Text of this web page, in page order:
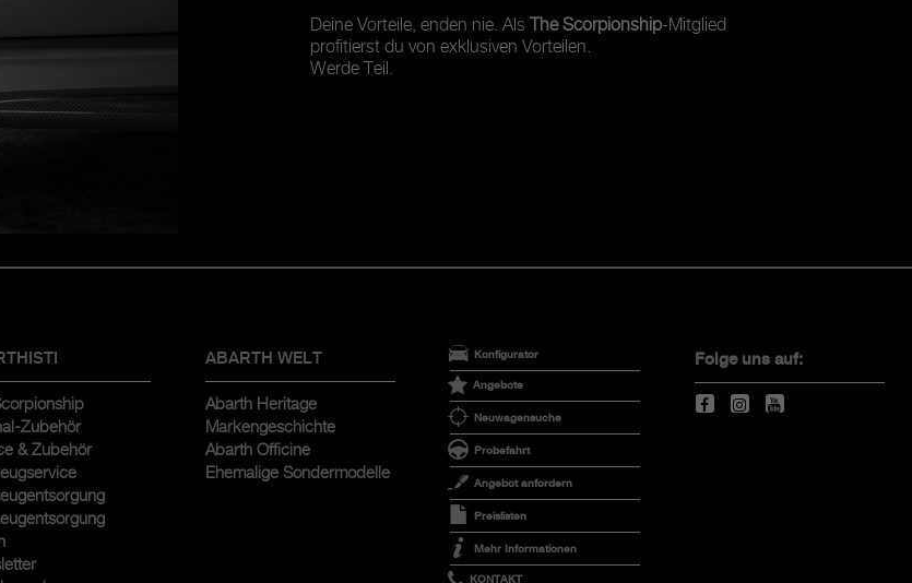
Deine Vorteile, enden nie. Als The Scorpionship-Mitglied
profitierst du von exklusiven Vorteilen.
Werde Teil.
Zubehör
& Zubehör
ABARTH WELT
Abarth Heritage
Markengeschichte
Abarth Officine
Ehemalige Sondermodelle
Konfigurator
Angebote
Neuwagensuche
Probefahrt
Angebot anfordern
Preislisten
Mehr Informationen
KONTAKT
Folge uns auf: